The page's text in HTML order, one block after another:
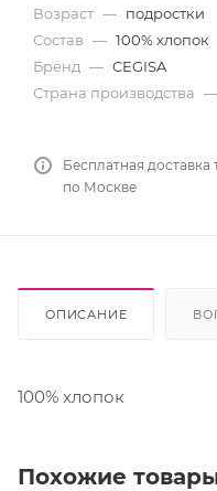
Возраст — подростки
Состав — 100% хлопок
Бренд — CEGISA
Страна производства —
Бесплатная
по Москве
ОПИСАНИЕ
100% хлопок
Похожие